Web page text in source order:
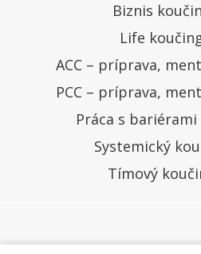
Biznis
Life
ACC – príprava,
PCC – príprava,
Práca s
Systemický
Tímový